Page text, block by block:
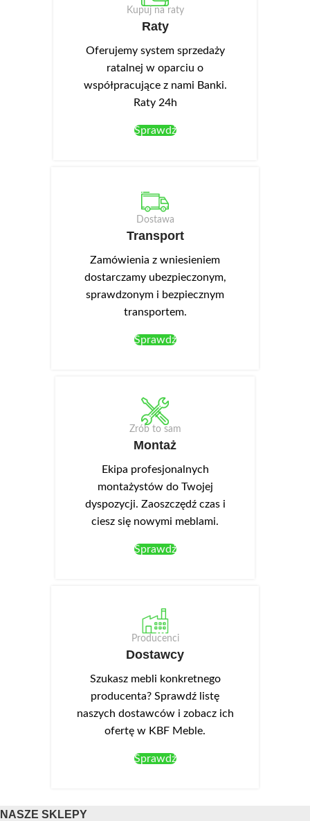
Kupuj na raty
Raty
Oferujemy system sprzedaży
ratalnej w oparciu o
współpracujące z nami Banki.
Raty 24h
Sprawdź
Dostawa
Transport
Zamówienia z wniesieniem
dostarczamy ubezpieczonym,
sprawdzonym i bezpiecznym
transportem.
Sprawdź
Zrób to sam
Montaż
Ekipa profesjonalnych
montażystów do Twojej
dyspozycji. Zaoszczędź czas i
ciesz się nowymi meblami.
Sprawdź
Producenci
Dostawcy
Szukasz mebli konkretnego
producenta? Sprawdź listę
naszych dostawców i zobacz ich
ofertę w KBF Meble.
Sprawdź
NASZE SKLEPY